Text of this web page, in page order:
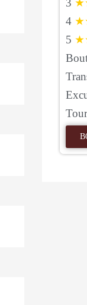
3
4
5